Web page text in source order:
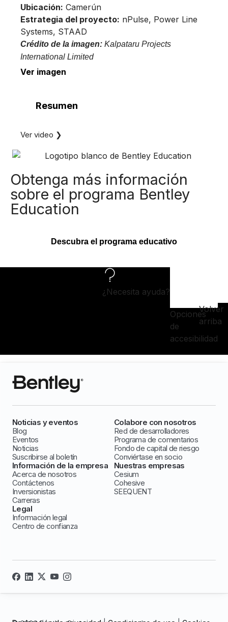
Ubicación: Camerún
Estrategia del proyecto: nPulse, Power Line
Systems, STAAD
Crédito de la imagen: Kalpataru Projects
International Limited
Ver imagen
Resumen
Ver video ❯
Obtenga más información
sobre el programa Bentley
Education
Descubra el programa educativo
¿Necesita ayuda?
Opciones
de
accesibilidad
Volver
arriba
Noticias y eventos
Blog
Eventos
Noticias
Suscribirse al boletín
Colabore con nosotros
Red de desarrolladores
Programa de comentarios
Fondo de capital de riesgo
Conviértase en socio
Información de la empresa
Acerca de nosotros
Contáctenos
Inversionistas
Carreras
Nuestras empresas
Cesium
Cohesive
SEEQUENT
Legal
Información legal
Centro de confianza